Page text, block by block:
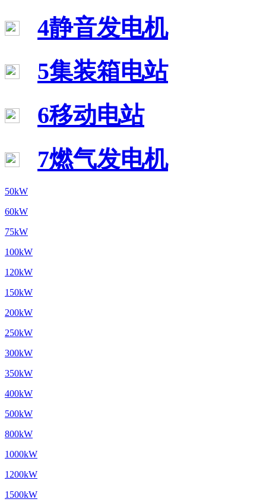
4静音发电机
5集装箱电站
6移动电站
7燃气发电机
50kW
60kW
75kW
100kW
120kW
150kW
200kW
250kW
300kW
350kW
400kW
500kW
800kW
1000kW
1200kW
1500kW